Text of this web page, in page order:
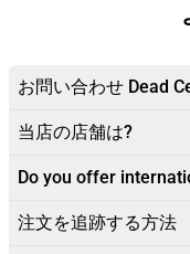
お問い合わせ Dead
当店の店舗は?
Do you offer
注文を追跡する方法